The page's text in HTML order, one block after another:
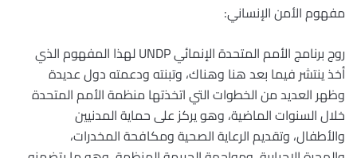
مفهوم الأمن الإنساني:
روج برنامج الأمم المتحدة الإنمائي UNDP لهذا المفهوم الذي
أخذ ينتشر فيما بعد هنا وهناك، وتبنته ودعمته دول عديدة
وظهر العديد من الخطوات التي اتخذتها منظمة الأمم المتحدة
خلال السنوات الماضية، وهو يركز على حماية المدنيين
والأطفال، وتقديم الرعاية الصحية ومكافحة المخدرات،